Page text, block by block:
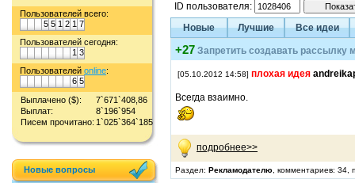
Пользователей всего:
5 5 1 2 1 7
Пользователей сегодня:
1 3
Пользователей online:
6 5
Выплачено ($):
7`671`408,86
Выплат:
8`196`954
Писем прочитано: 1`025`364`185
Новые вопросы
ID пользователя:
Новые
Лучшие Все идеи
+27 Запретить создавать рассылку
[05.10.2012 14:58] плохая идея
Всегда взаимно.
подробнее>>
Раздел: Рекламодателю , комментариев: 34,